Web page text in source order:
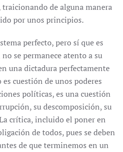
de alguna manera
por unos principios.
perfecto, pero sí que es
se permanece atento a su
una dictadura perfectamente
cuestión de unos poderes
políticas, es una cuestión
su descomposición, su
crítica, incluido el poner en
de todos, pues se deben
de que terminemos en un